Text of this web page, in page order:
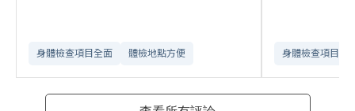
身體檢查項目全面 體檢地點方便 身體檢查項目全